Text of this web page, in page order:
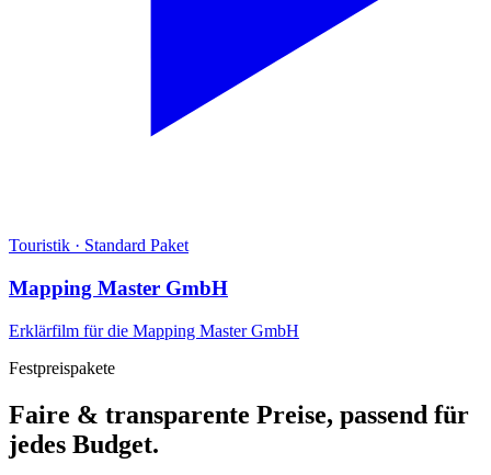
Touristik · Standard Paket
Mapping Master GmbH
Erklärfilm für die Mapping Master GmbH
Festpreispakete
Faire & transparente Preise, passend für
jedes Budget.